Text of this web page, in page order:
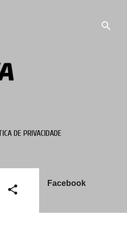
DE PRIVACIDADE
Facebook